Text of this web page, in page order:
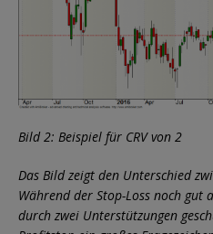
Bild 2: Beispiel für CRV von 2
Das Bild zeigt den Unterschied
Während der Stop-Loss noch gut
durch zwei Unterstützungen